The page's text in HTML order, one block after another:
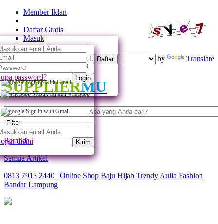
Member Iklan
Daftar Gratis
Daftar
Daftar dengan whatsapp
Sign up with Gmail
Masuk
password? Login
Masuk dengan whatsapp
Sign in with Gmail
disini Kirim
Powered by Translate
SUPPLIERMU
Filter
Beranda
Semua Artikel
0813 7913 2440 | Online Shop Baju Hijab Trendy Aulia Fashion
Bandar Lampung